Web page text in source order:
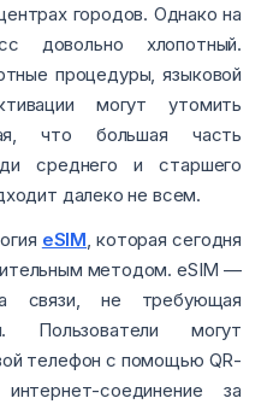
городов. Однако на
довольно хлопотный.
процедуры, языковой
могут утомить
что большая часть
среднего и старшего
далеко не всем.
eSIM, которая сегодня
методом. eSIM —
связи, не требующая
Пользователи могут
телефон с помощью QR-
соединение за